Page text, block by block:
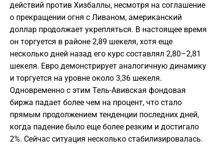
действий против Хизбаллы, несмотря на соглашение
о прекращении огня с Ливаном, американский
доллар продолжает укрепляться. В настоящее время
он торгуется в районе 2,89 шекеля, хотя еще
несколько дней назад его курс составлял 2,80–2,81
шекеля. Евро демонстрирует аналогичную динамику
и торгуется на уровне около 3,36 шекеля.
Одновременно с этим Тель-Авивская фондовая
биржа падает более чем на процент, что стало
прямым продолжением тенденции последних дней,
когда падение было еще более резким и достигало
2%. Сейчас ситуация несколько стабилизировалась.